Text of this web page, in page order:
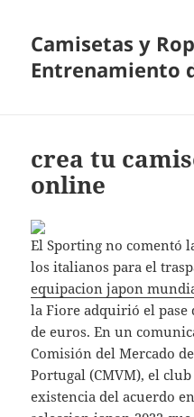
Camisetas y
Entrenamiento
crea tu
online
El Sporting no comentó
los italianos para el
equipacion japon
la Fiore adquirió el
de euros. En un
Comisión del Mercado
Portugal (CMVM), el
existencia del acuerdo